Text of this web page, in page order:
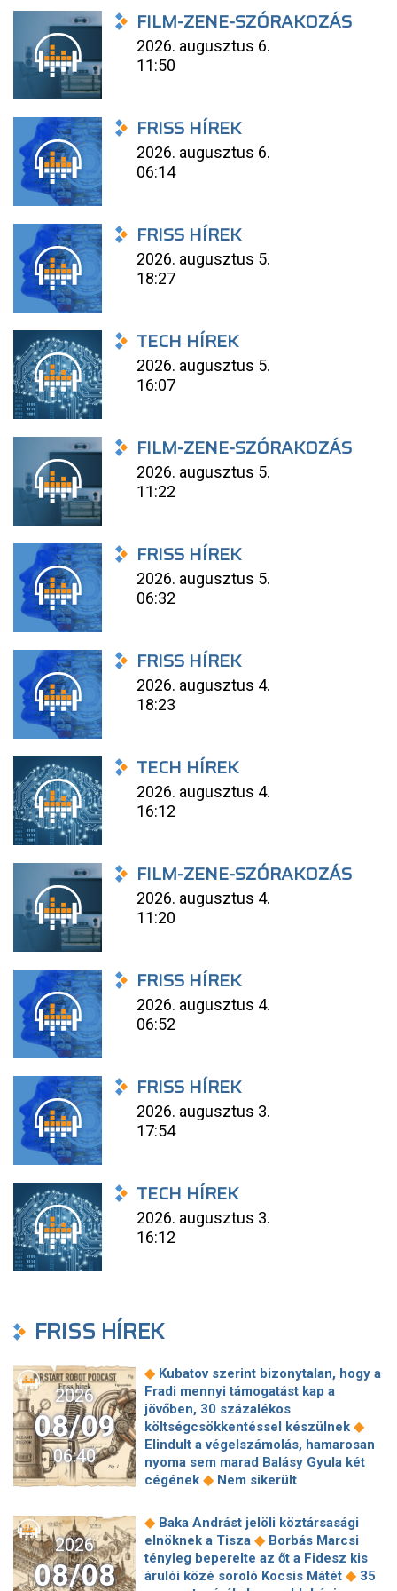
FILM-ZENE-SZÓRAKOZÁS
2026. augusztus 6.
11:50
FRISS HÍREK
2026. augusztus 6.
06:14
FRISS HÍREK
2026. augusztus 5.
18:27
TECH HÍREK
2026. augusztus 5.
16:07
FILM-ZENE-SZÓRAKOZÁS
2026. augusztus 5.
11:22
FRISS HÍREK
2026. augusztus 5.
06:32
FRISS HÍREK
2026. augusztus 4.
18:23
TECH HÍREK
2026. augusztus 4.
16:12
FILM-ZENE-SZÓRAKOZÁS
2026. augusztus 4.
11:20
FRISS HÍREK
2026. augusztus 4.
06:52
FRISS HÍREK
2026. augusztus 3.
17:54
TECH HÍREK
2026. augusztus 3.
16:12
FRISS HÍREK
2026
08/09
06:40
◆ Kubatov szerint bizonytalan, hogy a
Fradi mennyi támogatást kap a
jövőben, 30 százalékos
költségcsökkentéssel készülnek ◆
Elindult a végelszámolás, hamarosan
nyoma sem marad Balásy Gyula két
cégének ◆ Nem sikerült
tojással dobálták meg a
miniszterelnököt – Koszovóban ◆
Szépségipar és orvosi turizmus:
milyen erős Budapest a plasztikai
sebészet térképén? ◆ 72 óra
2026
08/08
◆ Baka Andrást jelöli köztársasági
elnöknek a Tisza ◆ Borbás Marcsi
tényleg beperelte az őt a Fidesz kis
árulói közé soroló Kocsis Mátét ◆ 35